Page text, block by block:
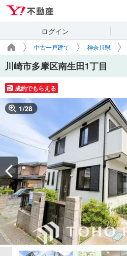
ログイン
中古一戸建て 神奈川県
川崎市多摩区南生田1丁目
成約でもらえる
1/28